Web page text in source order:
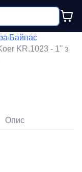
/Байпас
KR.1023 - 1'' з
Опис